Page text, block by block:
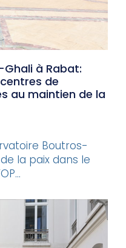
à Rabat:
de
au maintien de la
Boutros-
la paix dans le